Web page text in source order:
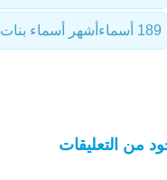
أشهر أسماء بنات 2019 189 أسماء
من التعليقات